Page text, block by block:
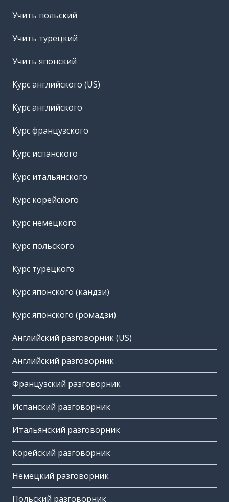
Учить польский
Учить турецкий
Учить японский
Курс английского (US)
Курс английского
Курс французского
Курс испанского
Курс итальянского
Курс корейского
Курс немецкого
Курс польского
Курс турецкого
Курс японского (кандзи)
Курс японского (ромадзи)
Английский разговорник (US)
Английский разговорник
Французский разговорник
Испанский разговорник
Итальянский разговорник
Корейский разговорник
Немецкий разговорник
Польский разговорник